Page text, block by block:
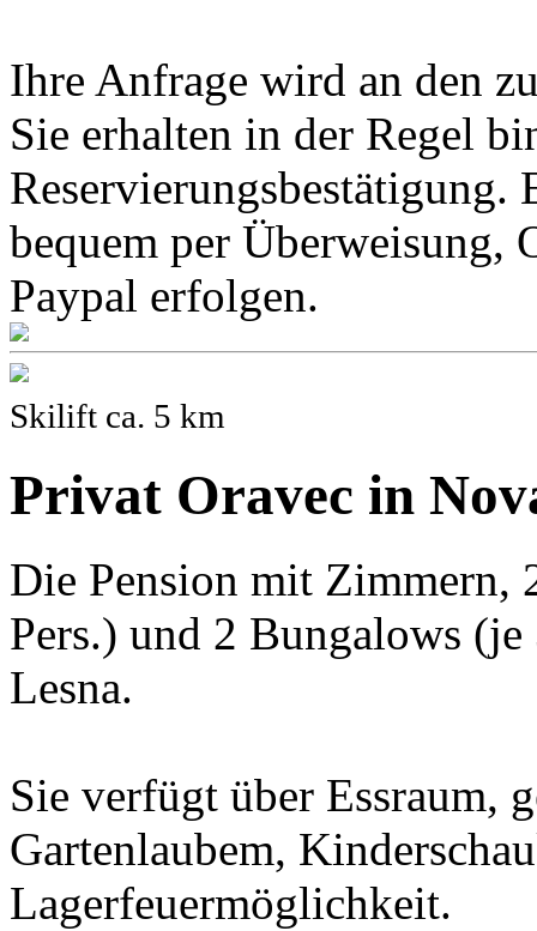
Ihre Anfrage wird an den
Sie erhalten in der Regel
Reservierungsbestätigung.
bequem per Überweisung,
Paypal erfolgen.
Skilift ca. 5 km
Privat Oravec in
Die Pension mit Zimmern,
Pers.) und 2 Bungalows
Lesna.
Sie verfügt über Essraum,
Gartenlaubem,
Lagerfeuermöglichkeit.